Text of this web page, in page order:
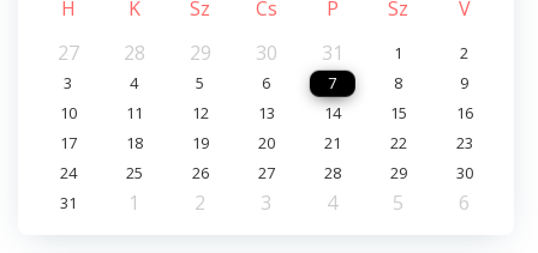
H K Sz Cs P Sz
V
27
28 29 30 31 1
2
3
4 5 6 7 8
9
10
11 12 13 14 15
16
17
18 19 20 21 22
23
24
25 26 27 28 29
30
31
1 2 3 4 5 6